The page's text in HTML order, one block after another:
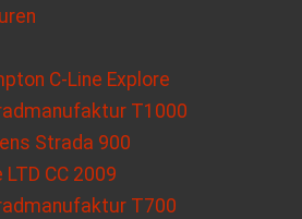
C-Line Explore
T1000
Strada 900
LTD CC 2009
T700